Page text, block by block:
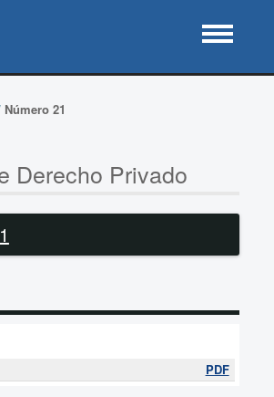
Número 21
Derecho Privado
PDF